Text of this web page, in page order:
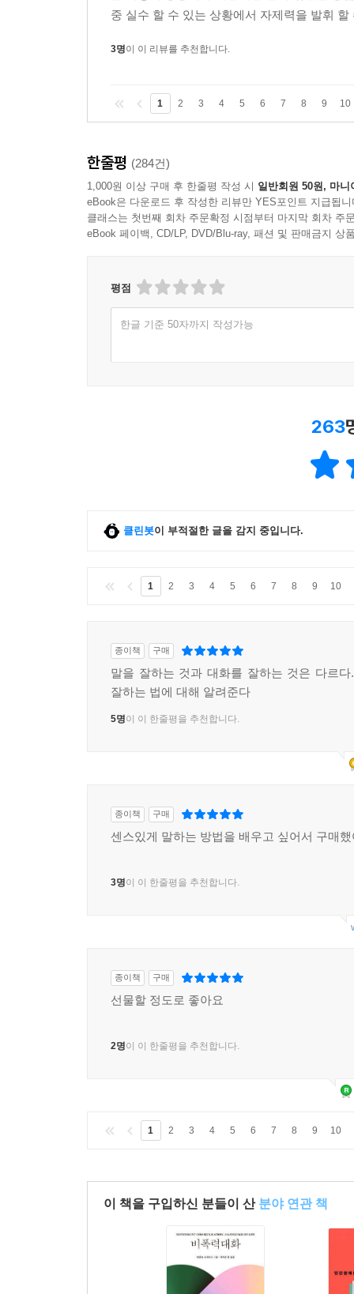
중 실수 할 수 있는 상황에서 자제력을 발휘
3명이 이 리뷰를 추천합니다.
1 2 3 4 5 6 7 8 9 10
한줄평 (284건)
1,000원 이상 구매 후 한줄평 작성 시 일반회원 50원, 마니
eBook은 다운로드 후 작성한 리뷰만 YES포인트 지급됩니
클래스는 첫번째 회차 주문확정 시점부터 마지막 회차 주
eBook 페이백, CD/LP, DVD/Blu-ray, 패션 및 판매금지 상
평점
한글 기준 50자까지 작성가능
263
클린봇이 부적절한 글을 감지 중입니다.
1 2 3 4 5 6 7 8 9 10
종이책 구매
말을 잘하는 것과 대화를 잘하는 것은 다르
잘하는 법에 대해 알려준다
5명이 이 한줄평을 추천합니다.
종이책 구매
센스있게 말하는 방법을 배우고 싶어서 구매
3명이 이 한줄평을 추천합니다.
종이책 구매
선물할 정도로 좋아요
2명이 이 한줄평을 추천합니다.
1 2 3 4 5 6 7 8 9 10
이 책을 구입하신 분들이 산 분야 연관 책